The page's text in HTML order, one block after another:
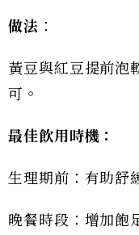
做法 ：
黃豆與紅豆提前泡
可。
最佳飲用時機：
生理期前：有助舒
晚餐時段：增加飽